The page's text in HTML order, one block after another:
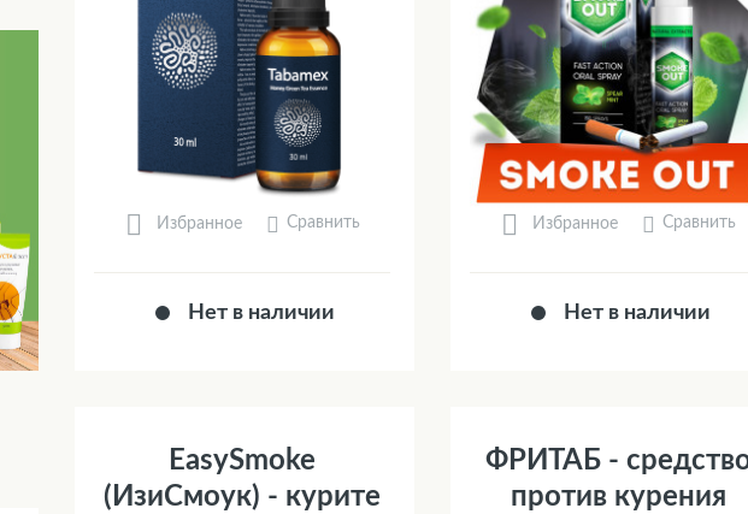
Избранное Сравнить
Нет в наличии
Избранное Сравнить
Нет в наличии
EasySmoke
(ИзиСмоук) - курите
ФРИТАБ -
против курения